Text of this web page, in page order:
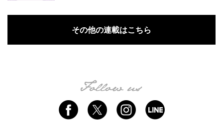
その他の連載はこちら